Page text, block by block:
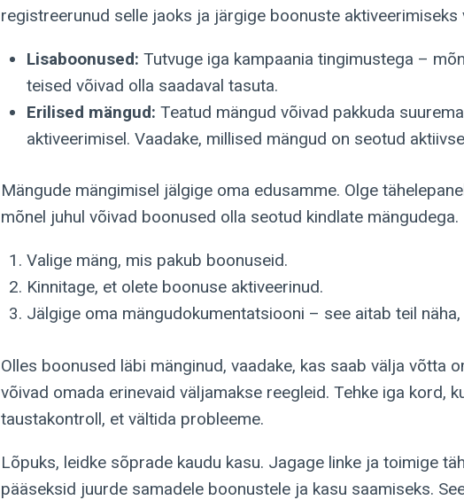
registreerunud selle jaoks ja järgige boonuste aktiveerimiseks
Lisaboonused: Tutvuge iga kampaania tingimustega –
teised võivad olla saadaval tasuta.
Erilised mängud: Teatud mängud võivad pakkuda
aktiveerimisel. Vaadake, millised mängud on seotud
Mängude mängimisel jälgige oma edusamme. Olge
mõnel juhul võivad boonused olla seotud kindlate mängudega.
Valige mäng, mis pakub boonuseid.
Kinnitage, et olete boonuse aktiveerinud.
Jälgige oma mängudokumentatsiooni – see aitab teil
Olles boonused läbi mänginud, vaadake, kas saab välja võtta
võivad omada erinevaid väljamakse reegleid. Tehke iga kord,
taustakontroll, et vältida probleeme.
Lõpuks, leidke sõprade kaudu kasu. Jagage linke ja toimige
pääseksid juurde samadele boonustele ja kasu saamiseks.